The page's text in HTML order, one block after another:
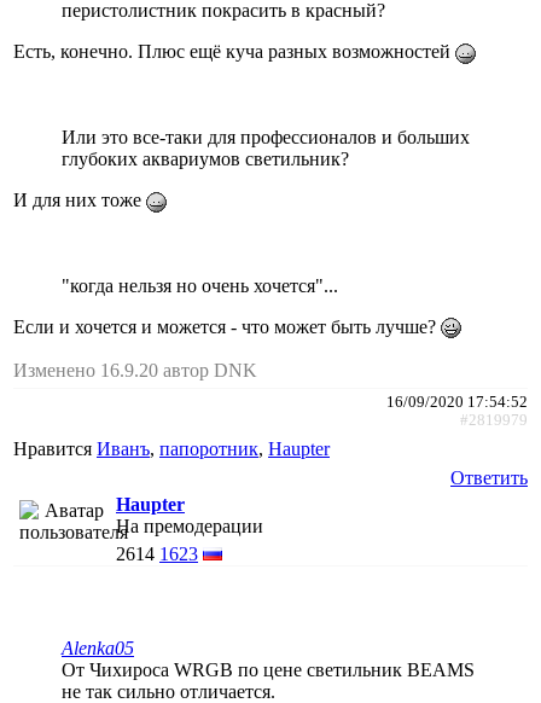
перистолистник покрасить в красный?
Есть, конечно. Плюс ещё куча разных возможностей
Или это все-таки для профессионалов и больших
глубоких аквариумов светильник?
И для них тоже
"когда нельзя но очень хочется"...
Если и хочется и можется - что может быть лучше?
Изменено 16.9.20 автор DNK
16/09/2020 17:54:52
#2819979
Нравится Иванъ, папоротник, Haupter
Ответить
Haupter
На премодерации
2614 1623
Alenka05
От Чихироса WRGB по цене светильник BEAMS
не так сильно отличается.